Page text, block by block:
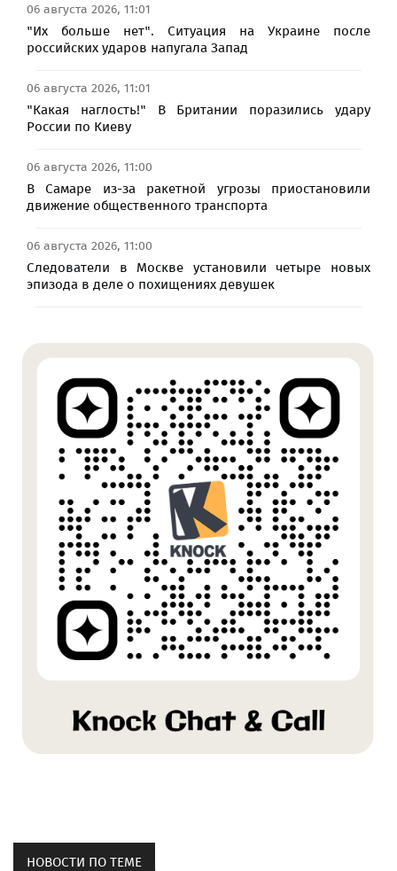
06 августа 2026, 11:01
"Их больше нет". Ситуация на Украине после
российских ударов напугала Запад
06 августа 2026, 11:01
"Какая наглость!" В Британии поразились удару
России по Киеву
06 августа 2026, 11:00
В Самаре из-за ракетной угрозы приостановили
движение общественного транспорта
06 августа 2026, 11:00
Следователи в Москве установили четыре новых
эпизода в деле о похищениях девушек
НОВОСТИ ПО ТЕМЕ